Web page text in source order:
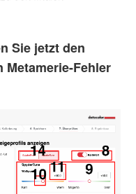
Sie jetzt den
Metamerie-Fehler